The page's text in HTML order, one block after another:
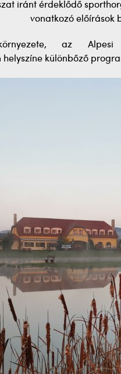
iránt érdeklődő
vonatkozó előírások
az Alpesi
különbőző